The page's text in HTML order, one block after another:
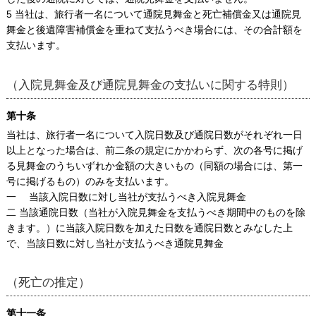
5 当社は、旅行者一名について通院見舞金と死亡補償金又は通院見
舞金と後遺障害補償金を重ねて支払うべき場合には、その合計額を
支払います。
（入院見舞金及び通院見舞金の支払いに関する特則）
第十条
当社は、旅行者一名について入院日数及び通院日数がそれぞれ一日
以上となった場合は、前二条の規定にかかわらず、次の各号に掲げ
る見舞金のうちいずれか金額の大きいもの（同額の場合には、第一
号に掲げるもの）のみを支払います。
一 当該入院日数に対し当社が支払うべき入院見舞金
二 当該通院日数（当社が入院見舞金を支払うべき期間中のものを除
きます。）に当該入院日数を加えた日数を通院日数とみなした上
で、当該日数に対し当社が支払うべき通院見舞金
（死亡の推定）
第十一条